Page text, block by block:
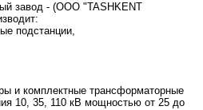
завод - (OOO "TASHKENT
подстанции,
и комплектные трансформаторные
10, 35, 110 кВ мощностью от 25 до